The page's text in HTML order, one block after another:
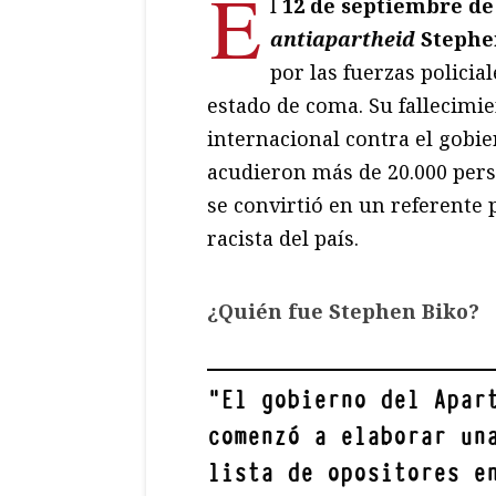
E l 12 de septiembre
antiapartheid
por las fuerzas
estado de coma. Su
internacional contra el
acudieron más de 20.000
se convirtió en un referente
racista del país.
¿Quién fue Stephen Biko?
"El gobierno del
comenzó a elaborar
lista de opositores